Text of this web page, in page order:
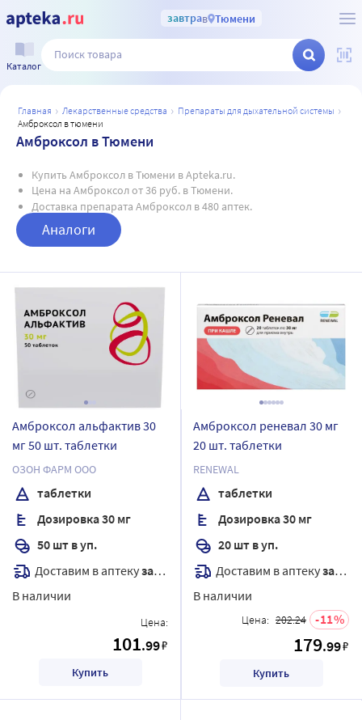
завтрав Тюмени
Каталог
главная лекарственные средства
препараты для дыхательной системы
амброксол в тюмени
Амброксол в Тюмени
Купить Амброксол в Тюмени в Apteka.ru.
Цена на Амброксол от 36 руб. в Тюмени.
Доставка препарата Амброксол в 480 аптек.
Аналоги
Амброксол альфактив 30
мг 50 шт. таблетки
ОЗОН ФАРМ ООО
таблетки
Дозировка 30 мг
50 шт в уп.
Доставим в аптекузавтра
В наличии
Цена:
101.99₽
Купить
Амброксол реневал 30 мг
20 шт. таблетки
RENEWAL
таблетки
Дозировка 30 мг
20 шт в уп.
Доставим в аптекузавтра
В наличии
Цена: 202.24 11
179.99₽
Купить